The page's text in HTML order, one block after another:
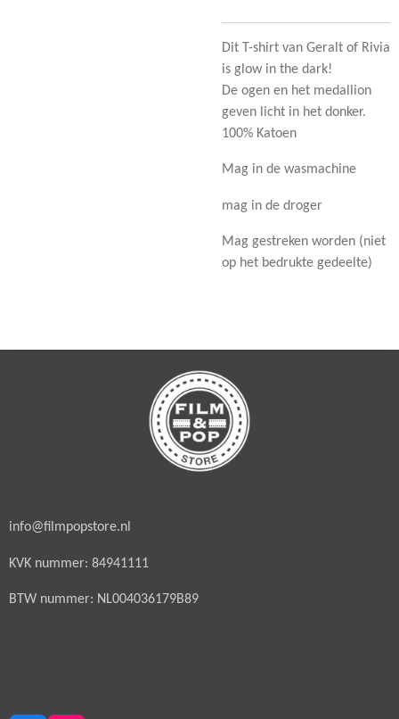
Dit T-shirt van Geralt of Rivia
is glow in the dark!
De ogen en het medallion
geven licht in het donker.
100% Katoen
Mag in de wasmachine
mag in de droger
Mag gestreken worden (niet
op het bedrukte gedeelte)
info@filmpopstore.nl
KVK nummer: 84941111
BTW nummer: NL004036179B89